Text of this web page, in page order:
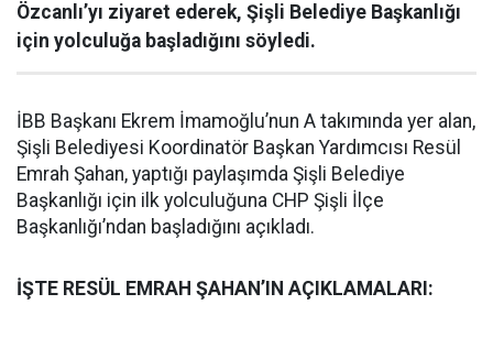
Özcanlı’yı ziyaret ederek, Şişli Belediye Başkanlığı
için yolculuğa başladığını söyledi.
İBB Başkanı Ekrem İmamoğlu’nun A takımında yer alan,
Şişli Belediyesi Koordinatör Başkan Yardımcısı Resül
Emrah Şahan, yaptığı paylaşımda Şişli Belediye
Başkanlığı için ilk yolculuğuna CHP Şişli İlçe
Başkanlığı’ndan başladığını açıkladı.
İŞTE RESÜL EMRAH ŞAHAN’IN AÇIKLAMALARI: